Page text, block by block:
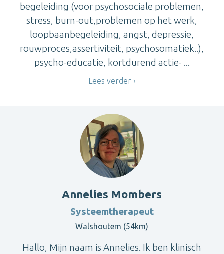
begeleiding (voor psychosociale problemen,
stress, burn-out,problemen op het werk,
loopbaanbegeleiding, angst, depressie,
rouwproces,assertiviteit, psychosomatiek..),
psycho-educatie, kortdurend actie- ...
Lees verder
Annelies Mombers
Systeemtherapeut
Walshoutem (54km)
Hallo, Mijn naam is Annelies. Ik ben klinisch